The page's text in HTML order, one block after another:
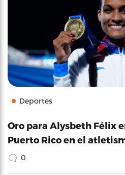
Deportes
Oro para Alysbeth Félix
Puerto Rico en el
0